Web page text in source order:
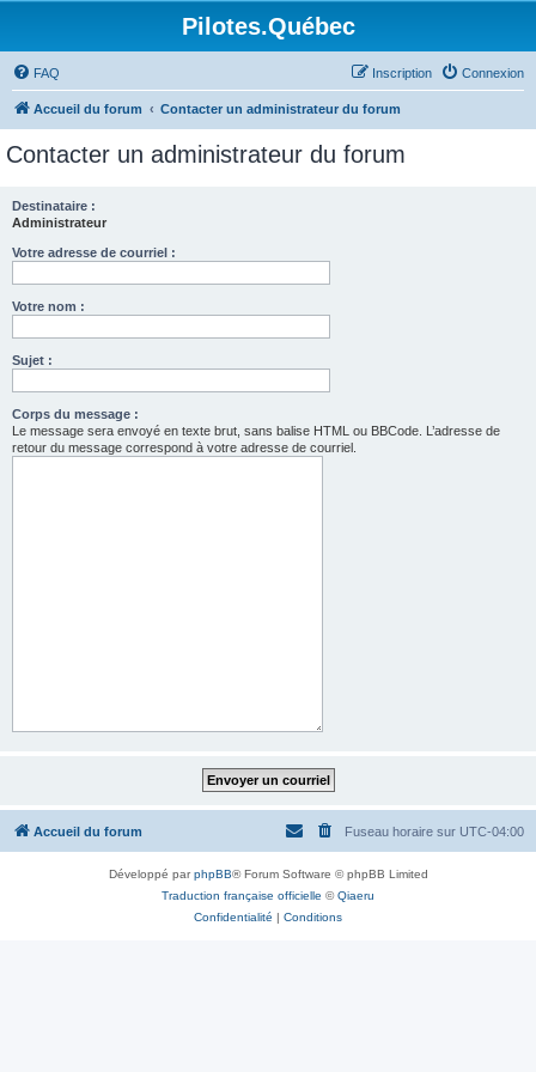
Pilotes.Québec
FAQ Connexion
Inscription
Accueil du forum Contacter un administrateur du forum
Contacter un administrateur du forum
Destinataire :
Administrateur
Votre adresse de courriel :
Votre nom :
Sujet :
Corps du message :
Le message sera envoyé en texte brut, sans balise HTML ou BBCode. L’adresse de
retour du message correspond à votre adresse de courriel.
Accueil du forum Fuseau horaire sur UTC-04:00
Développé parphpBB® Forum Software © phpBB Limited
Traduction française officielle ©Qiaeru
Confidentialité | Conditions